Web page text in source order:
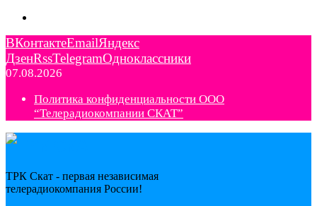
ВКонтактеEmailЯндекс
ДзенRssTelegramОдноклассники
07.08.2026
Политика конфиденциальности ООО
“Телерадиокомпании СКАТ”
ТРК Скат - первая независимая
телерадиокомпания Роcсии!